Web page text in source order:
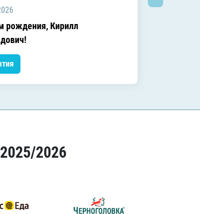
рождения, Кирилл
2026